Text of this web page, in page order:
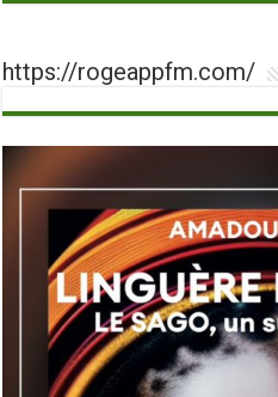
https://rogeappfm.com/